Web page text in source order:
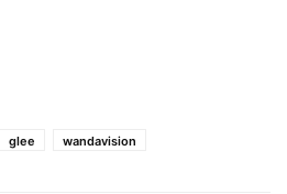
glee wandavision